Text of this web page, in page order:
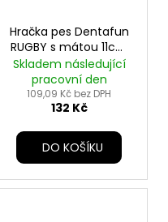
Hračka pes Dentafun
RUGBY s mátou 11cm
zelená TR
Skladem následující
pracovní den
109,09 Kč bez DPH
132 Kč
DO KOŠÍKU